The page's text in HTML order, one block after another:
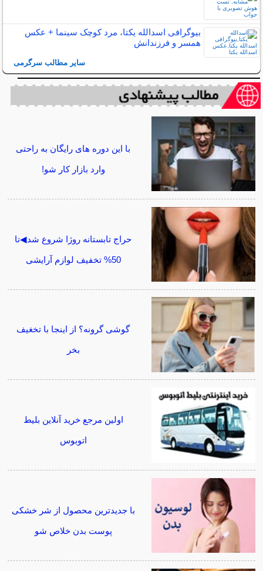
بیوگرافی اسدالله یکتا، مرد کوچک سینما + عکس
همسر و فرزندانش
سایر مطالب سرگرمی
با این دوره های رایگان به راحتی
وارد بازار کار شو!
حراج تابستانه روژا شروع شد◀تا
50% تخفیف لوازم آرایشی
گوشی گرونه؟ از اینجا با تخغیف
بخر
اولین مرجع خرید آنلاین بلیط
اتوبوس
با جدیدترین محصول از شر خشکی
پوست بدن خلاص شو